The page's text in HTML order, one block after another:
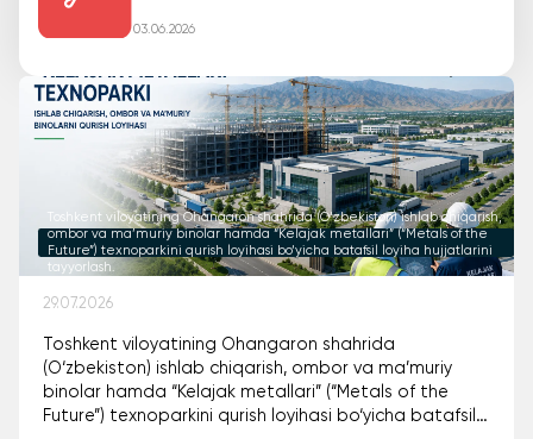
03.06.2026
Toshkent viloyatining Ohangaron shahrida (O‘zbekiston) ishlab chiqarish,
ombor va ma’muriy binolar hamda “Kelajak metallari” (“Metals of the
Future”) texnoparkini qurish loyihasi bo‘yicha batafsil loyiha hujjatlarini
tayyorlash.
29.07.2026
Toshkent viloyatining Ohangaron shahrida
(O‘zbekiston) ishlab chiqarish, ombor va ma’muriy
binolar hamda “Kelajak metallari” (“Metals of the
Future”) texnoparkini qurish loyihasi bo‘yicha batafsil